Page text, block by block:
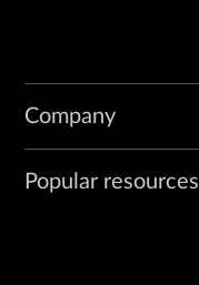
Company
Popular resources